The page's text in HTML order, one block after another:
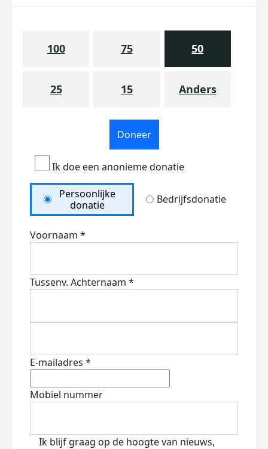
100 75 50
25 15 Anders
Doneer
Ik doe een anonieme donatie
Persoonlijke
donatie
Bedrijfsdonatie
Voornaam *
Tussenv. Achternaam *
E-mailadres *
Mobiel nummer
Ik blijf graag op de hoogte van nieuws,